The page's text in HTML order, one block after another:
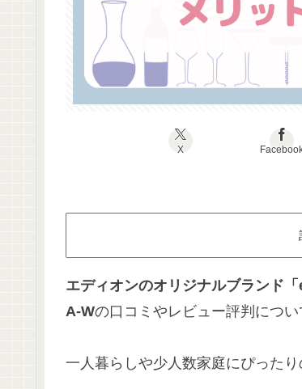
X
エディオンのオリジナルブランド
A-Wの口コミやレビュー評判につい
一人暮らしや少人数家庭にぴったり